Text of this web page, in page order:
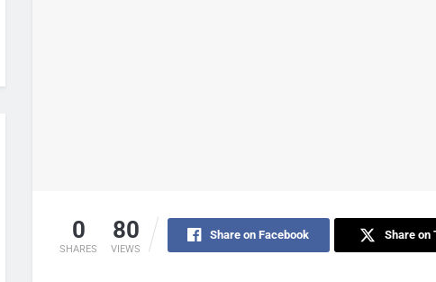
0
SHARES
80
VIEWS
Share on Facebook Share on